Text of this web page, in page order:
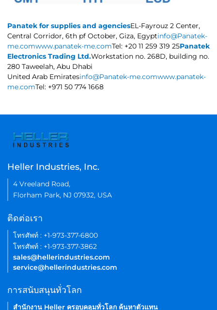
Panatek for supplies and agenciesEL-Fayrouz 2 Center,
Central Corridor, 6th pf October, Giza, Egyptinfo@Panatek-
me.comwww.panatek-me.comTel: +20 11 259 319 25Panatek
Electronics Trading Ltd.Workstation no. 268D, building no.
280 Taweelah, Abu Dhabi
United Arab Emiratesinfo@Panatek-me.comwww.panatek-
me.comTel: +971 50 774 1668
Heller Industries, Inc.
4 Vreeland Road,
Florham Park, NJ 07932, USA
ติดต่อเรา
โทรศัพท์ : +1-973-377-6800
โทรศัพท์ : +1-973-377-3862
sales@hellerindustries.com
service@hellerindustries.com
การสนับสนุนทั่วโลก
สำนักงาน Heller ครอบคลุมทั่วโลก ค้นหาตัวแทน